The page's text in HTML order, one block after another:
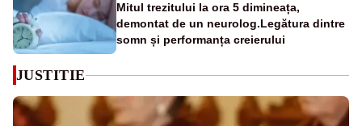
Mitul trezitului la ora 5 dimineața,
demontat de un neurolog.Legătura dintre
somn și performanța creierului
JUSTITIE